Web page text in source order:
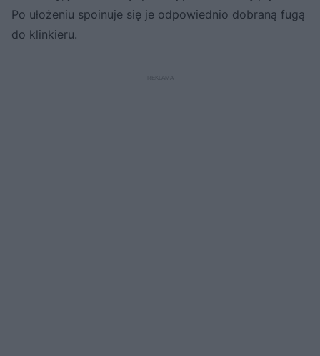
Po ułożeniu spoinuje się je odpowiednio dobraną fugą
do klinkieru.